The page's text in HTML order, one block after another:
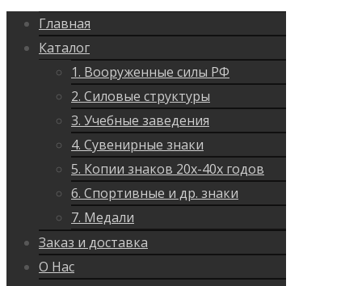
Главная
Каталог
1. Вооруженные силы РФ
2. Силовые структуры
3. Учебные заведения
4. Сувенирные знаки
5. Копии знаков 20х-40х годов
6. Спортивные и др. знаки
7. Медали
Заказ и доставка
О Нас